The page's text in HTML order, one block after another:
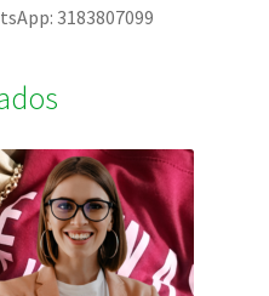
3183807099